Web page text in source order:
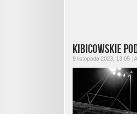
Kibicowskie
9 listopada 2023, 13:05 |